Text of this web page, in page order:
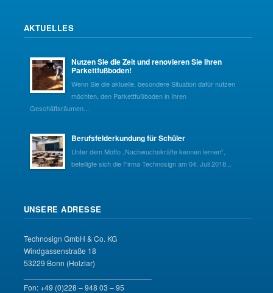
AKTUELLES
Nutzen Sie die Zeit und renovieren Sie Ihren
Parkettfußboden!
Wenn Sie die aktuelle, besondere Situation dafür nutzen
möchten, den Parkettfußboden in Ihren
Geschäftsräumen...
Berufsfelderkundung für Schüler
Unter dem Motto „Nachwuchskräfte kennen lernen“,
beteiligte sich die Firma Technosign am 04. Juli 2018...
UNSERE ADRESSE
Technosign GmbH & Co. KG
Windgassenstraße 18
53229 Bonn (Holzlar)
Fon: +49 (0)228 – 948 03 – 95